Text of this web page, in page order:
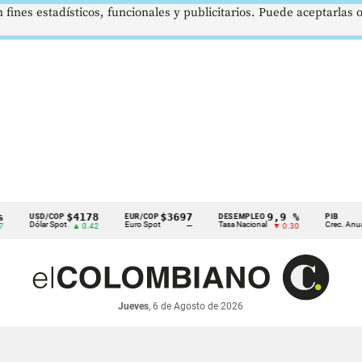
USD/COP
Dólar Spot
$4178
▲ 0.42
EUR/COP
Euro Spot
$3697
—
DESEMPLEO
Tasa Nacional
9,9 %
▼ 0.30
PIB
Crec. Anual ▲
Jueves, 6 de Agosto de 2026
estadísticos, funcionales y publicitarios. Puede aceptarlas